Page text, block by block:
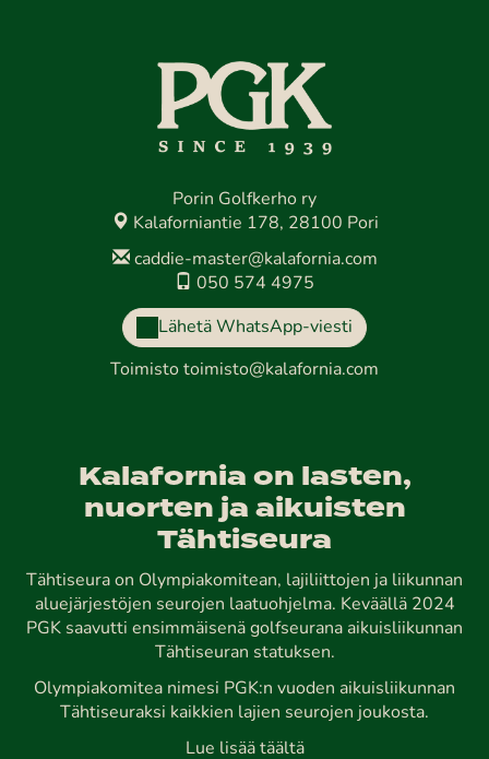
Porin Golfkerho ry
Kalaforniantie 178, 28100 Pori
caddie-master@kalafornia.com
050 574 4975
Lähetä WhatsApp-viesti
Toimisto toimisto@kalafornia.com
Kalafornia on lasten,
nuorten ja aikuisten
Tähtiseura
Tähtiseura on Olympiakomitean, lajiliittojen ja liikunnan
aluejärjestöjen seurojen laatuohjelma. Keväällä 2024
PGK saavutti ensimmäisenä golfseurana aikuisliikunnan
Tähtiseuran statuksen.
Olympiakomitea nimesi PGK:n vuoden aikuisliikunnan
Tähtiseuraksi kaikkien lajien seurojen joukosta.
Lue lisää täältä